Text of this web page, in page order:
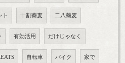
ト 十割蕎麦 二八蕎麦
有効活用 だけじゃなく
自転車 バイク 家で